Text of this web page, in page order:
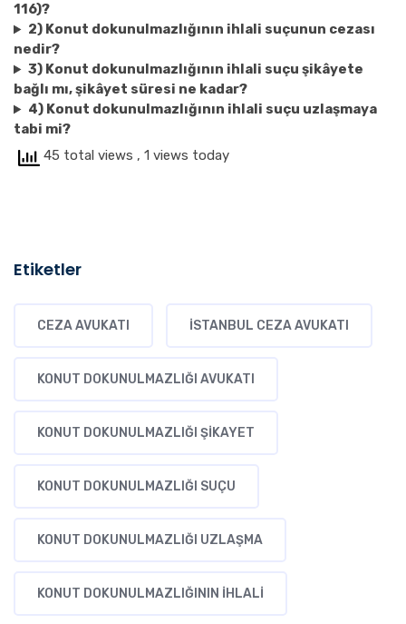
116)?
2) Konut dokunulmazlığının ihlali suçunun cezası
nedir?
3) Konut dokunulmazlığının ihlali suçu şikâyete
bağlı mı, şikâyet süresi ne kadar?
4) Konut dokunulmazlığının ihlali suçu uzlaşmaya
tabi mi?
45 total views , 1 views today
Etiketler
CEZA AVUKATI İSTANBUL CEZA AVUKATI
KONUT DOKUNULMAZLIĞI AVUKATI
KONUT DOKUNULMAZLIĞI ŞIKAYET
KONUT DOKUNULMAZLIĞI SUÇU
KONUT DOKUNULMAZLIĞI UZLAŞMA
KONUT DOKUNULMAZLIĞININ IHLALI